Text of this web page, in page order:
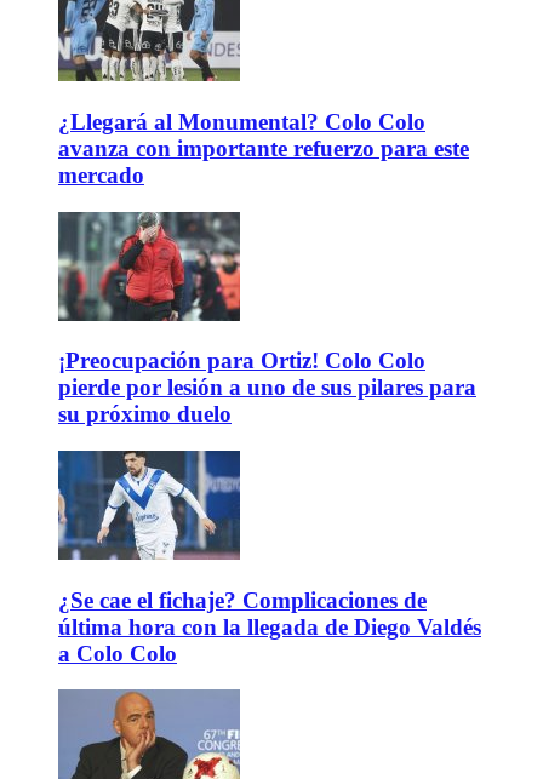
¿Llegará al Monumental? Colo Colo
avanza con importante refuerzo para este
mercado
¡Preocupación para Ortiz! Colo Colo
pierde por lesión a uno de sus pilares para
su próximo duelo
¿Se cae el fichaje? Complicaciones de
última hora con la llegada de Diego Valdés
a Colo Colo